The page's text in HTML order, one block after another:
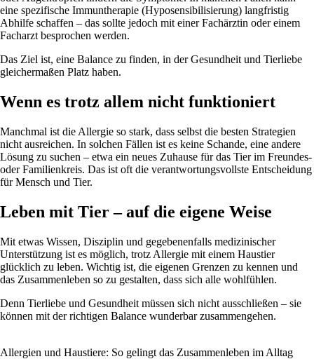
eine spezifische Immuntherapie (Hyposensibilisierung) langfristig
Abhilfe schaffen – das sollte jedoch mit einer Fachärztin oder einem
Facharzt besprochen werden.
Das Ziel ist, eine Balance zu finden, in der Gesundheit und Tierliebe
gleichermaßen Platz haben.
Wenn es trotz allem nicht funktioniert
Manchmal ist die Allergie so stark, dass selbst die besten Strategien
nicht ausreichen. In solchen Fällen ist es keine Schande, eine andere
Lösung zu suchen – etwa ein neues Zuhause für das Tier im Freundes-
oder Familienkreis. Das ist oft die verantwortungsvollste Entscheidung
für Mensch und Tier.
Leben mit Tier – auf die eigene Weise
Mit etwas Wissen, Disziplin und gegebenenfalls medizinischer
Unterstützung ist es möglich, trotz Allergie mit einem Haustier
glücklich zu leben. Wichtig ist, die eigenen Grenzen zu kennen und
das Zusammenleben so zu gestalten, dass sich alle wohlfühlen.
Denn Tierliebe und Gesundheit müssen sich nicht ausschließen – sie
können mit der richtigen Balance wunderbar zusammengehen.
Allergien und Haustiere: So gelingt das Zusammenleben im Alltag